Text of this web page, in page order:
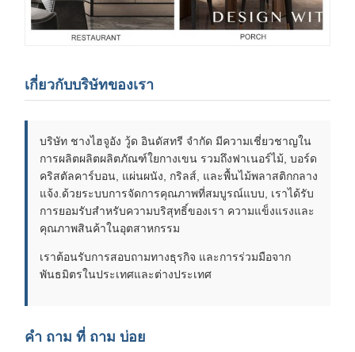
เกี่ยวกับบริษัทของเรา
บริษัท ชางไฮจูอัง วู้ด อินดัสทรี จํากัด มีความเชี่ยวชาญใน
การผลิตผลิตผลิตภัณฑ์ใยกางเขน รวมถึงฟาเนอร์ไม้, บอร์ด
คริสตัลคาร์บอน, แผ่นผนัง, กริลส์, และพื้นไม้พลาสติกกลาง
แจ้ง.ด้วยระบบการจัดการคุณภาพที่สมบูรณ์แบบ, เราได้รับ
การยอมรับสําหรับความบริสุทธิ์ของเรา ความแข็งแรงและ
คุณภาพสินค้าในอุตสาหกรรม
เราต้อนรับการสอบถามทางธุรกิจ และการร่วมมือจาก
พันธมิตรในประเทศและต่างประเทศ
คํา ถาม ที่ ถาม บ่อย